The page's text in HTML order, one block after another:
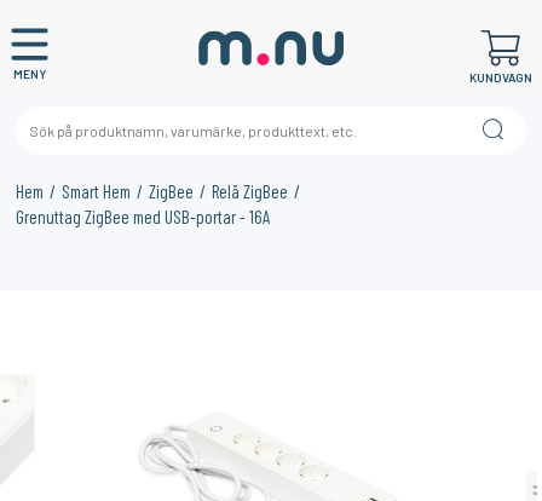
MENY KUNDVAGN
Hem Smart Hem ZigBee
Relä ZigBee
Grenuttag ZigBee med USB-portar - 16A